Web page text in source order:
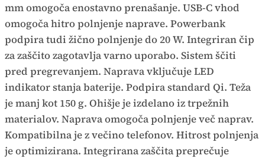
mm omogoča enostavno prenašanje. USB-C vhod
omogoča hitro polnjenje naprave. Powerbank
podpira tudi žično polnjenje do 20 W. Integriran čip
za zaščito zagotavlja varno uporabo. Sistem ščiti
pred pregrevanjem. Naprava vključuje LED
indikator stanja baterije. Podpira standard Qi. Teža
je manj kot 150 g. Ohišje je izdelano iz trpežnih
materialov. Naprava omogoča polnjenje več naprav.
Kompatibilna je z večino telefonov. Hitrost polnjenja
je optimizirana. Integrirana zaščita preprečuje